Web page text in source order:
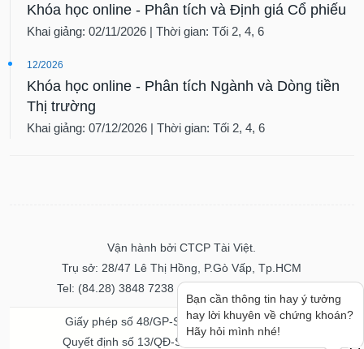
Khóa học online - Phân tích và Định giá Cổ phiếu
Khai giảng: 02/11/2026 | Thời gian: Tối 2, 4, 6
12/2026
Khóa học online - Phân tích Ngành và Dòng tiền
Thị trường
Khai giảng: 07/12/2026 | Thời gian: Tối 2, 4, 6
Vận hành bởi CTCP Tài Việt.
Trụ sở: 28/47 Lê Thị Hồng, P.Gò Vấp, Tp.HCM
Tel: (84.28) 3848 7238 - Fax: (84.28) 3848 7237
Giấy phép số 48/GP-STTTT ngày 04/11/2016
Quyết định số 13/QĐ-STTTT ngày 02/11/2017
Bạn cần thông tin hay ý tưởng
hay lời khuyên về chứng khoán?
Hãy hỏi mình nhé!